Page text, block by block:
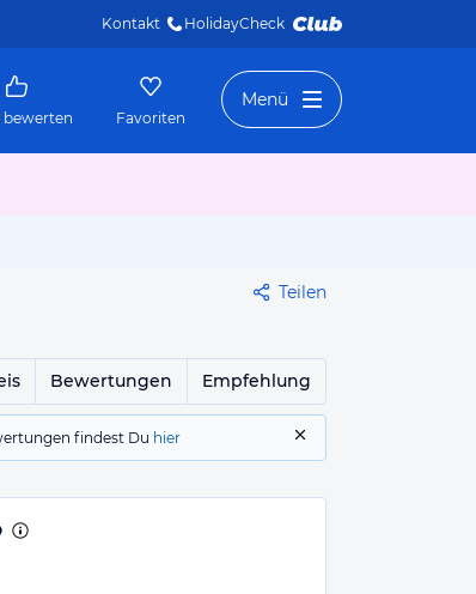
Kontakt HolidayCheck
bewerten Favoriten
Menü
Teilen
Bewertungen Empfehlung
findest Du hier